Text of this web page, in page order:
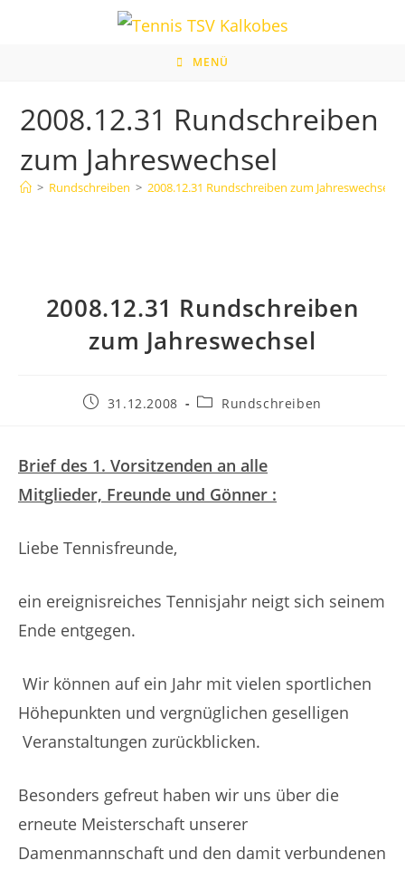
MENÜ
2008.12.31 Rundschreiben
zum Jahreswechsel
> Rundschreiben > 2008.12.31 Rundschreiben zum Jahreswechsel
2008.12.31 Rundschreiben
zum Jahreswechsel
Beitrag31.12.2008
Beitrags-
Rundschreiben
Brief des 1. Vorsitzenden an alle
Mitglieder, Freunde und Gönner :
Liebe Tennisfreunde,
ein ereignisreiches Tennisjahr neigt sich seinem
Ende entgegen.
Wir können auf ein Jahr mit vielen sportlichen
Höhepunkten und vergnüglichen geselligen
Veranstaltungen zurückblicken.
Besonders gefreut haben wir uns über die
erneute Meisterschaft unserer
Damenmannschaft und den damit verbundenen